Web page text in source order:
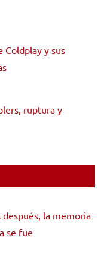
Coldplay y sus
ruptura y
después, la memoria
se fue